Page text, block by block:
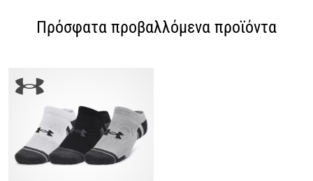
Πρόσφατα προβαλλόμενα προϊόντα